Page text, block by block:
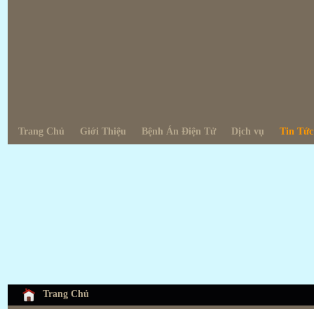
Trang Chủ Giới Thiệu Bệnh Án Điện Tử Dịch vụ Tin Tức
Trang Chủ